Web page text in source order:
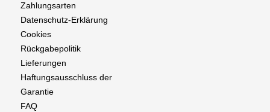
Zahlungsarten
Datenschutz-Erklärung
Cookies
Rückgabepolitik
Lieferungen
Haftungsausschluss der
Garantie
FAQ